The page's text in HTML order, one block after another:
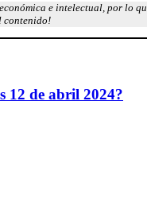
e intelectual, por lo
contenido!
12 de abril 2024?